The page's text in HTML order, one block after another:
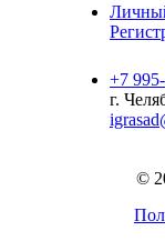
+7
г.
©